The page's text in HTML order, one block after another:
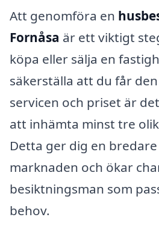
Att genomföra en
Fornåsa är ett viktigt
köpa eller sälja en
säkerställa att du får
servicen och priset är
att inhämta minst tre
Detta ger dig en
marknaden och ökar
besiktningsman som
behov.